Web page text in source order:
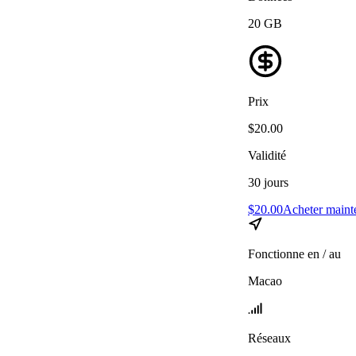
20 GB
Prix
$20.00
Validité
30 jours
$20.00Acheter
Fonctionne en / au
Macao
Réseaux